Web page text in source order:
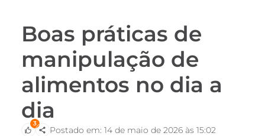
Boas práticas de
manipulação de
alimentos no dia a
dia
3
Postado em: 14 de maio de 2026 às 15:02